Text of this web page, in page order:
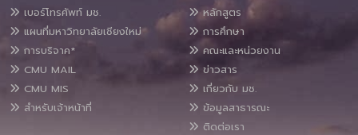
เบอร์โทรศัพท์ มช.
แผนที่มหาวิทยาลัยเชียงใหม่
การบริจาค*
CMU MAIL
CMU MIS
สำหรับเจ้าหน้าที่
หลักสูตร
การศึกษา
คณะและหน่วยงาน
ข่าวสาร
เกี่ยวกับ มช.
ข้อมูลสาธารณะ
ติดต่อเรา